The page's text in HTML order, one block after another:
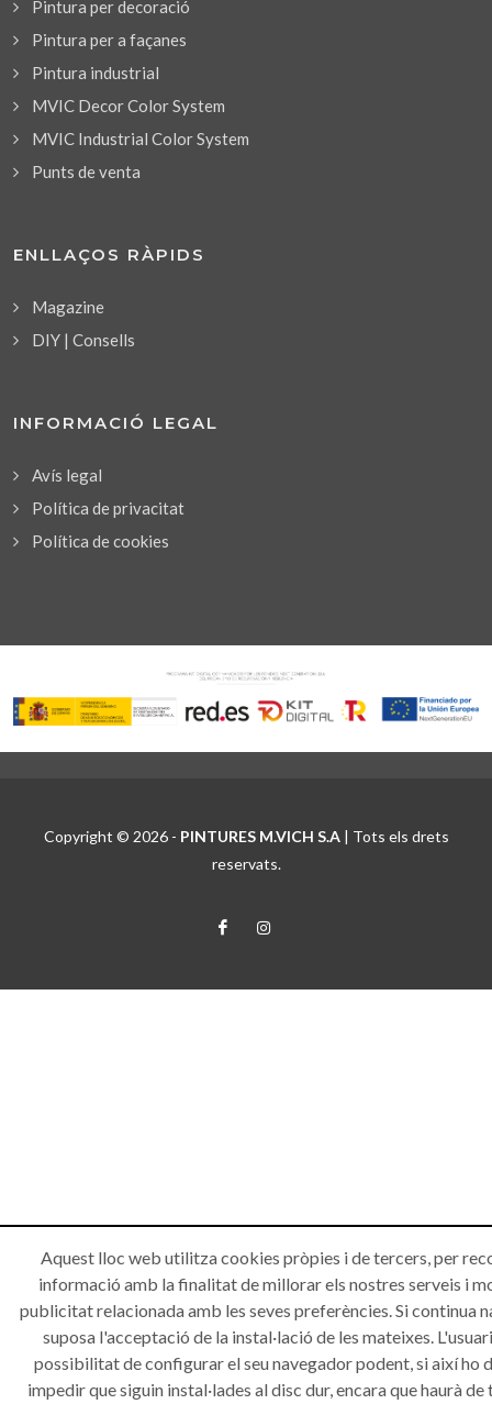
Pintura per decoració
Pintura per a façanes
Pintura industrial
MVIC Decor Color System
MVIC Industrial Color System
Punts de venta
ENLLAÇOS RÀPIDS
Magazine
DIY | Consells
INFORMACIÓ LEGAL
Avís legal
Política de privacitat
Política de cookies
Copyright © 2026 - PINTURES M.VICH S.A| Tots els drets
reservats.
Aquest lloc web utilitza cookies pròpies i de tercers, per
informació amb la finalitat de millorar els nostres serveis i
publicitat relacionada amb les seves preferències. Si continua
suposa l'acceptació de la instal·lació de les mateixes.
possibilitat de configurar el seu navegador podent, si així ho
impedir que siguin instal·lades al disc dur, encara que haurà de